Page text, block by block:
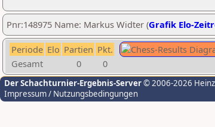
Pnr:148975 Name: Markus Widter (Grafik Elo-
Periode Elo Partien Pkt.
Gesamt
0 0
Der Schachturnier-Ergebnis-Server© 2006-2026
Impressum / Nutzungsbedingungen